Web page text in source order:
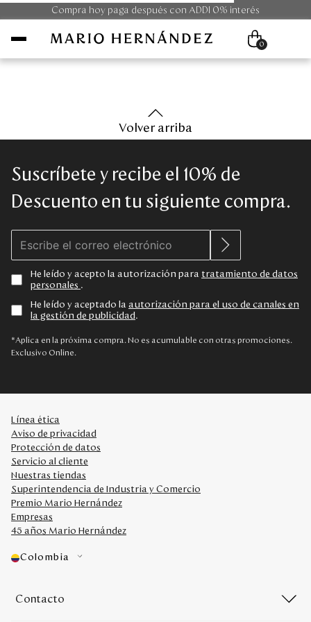
Compra hoy paga después con ADDI 0% interés
Hombre
Unisex
Colecciones
Outlet
Disney
Servicio al cliente
Nuestras Tiendas
Colombia
Panamá
0
Volver arriba
Suscríbete y recibe el 10% de
Descuento en tu siguiente compra.
He leído y acepto la autorización para tratamiento de datos
personales .
He leído y aceptado la autorización para el uso de canales en
la gestión de publicidad .
*Aplica en la próxima compra. No es acumulable con otras promociones.
Exclusivo Online.
Línea ética
Aviso de privacidad
Protección de datos
Servicio al cliente
Nuestras tiendas
Superintendencia de Industria y Comercio
Premio Mario Hernández
Empresas
45 años Mario Hernández
Colombia
Contacto